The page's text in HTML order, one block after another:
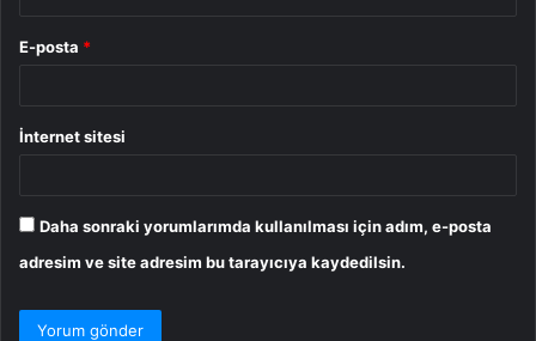
E-posta *
İnternet sitesi
Daha sonraki yorumlarımda kullanılması için adım, e-posta
adresim ve site adresim bu tarayıcıya kaydedilsin.